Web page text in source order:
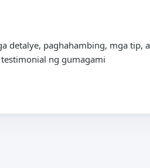
detalye, paghahambing, mga tip,
ng gumagami